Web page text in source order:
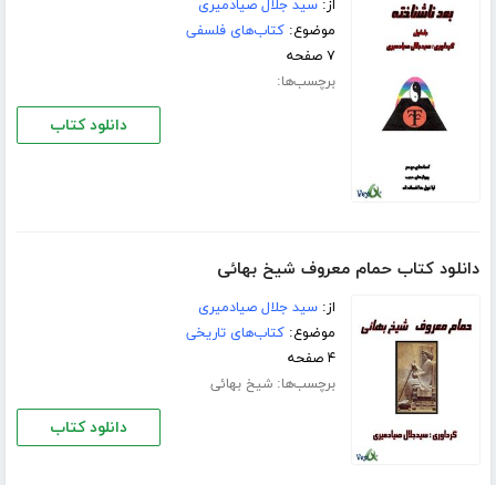
از:سید جلال صیادمیری
موضوع:کتاب‌های فلسفی
۷ صفحه
برچسب‌ها:
دانلود کتاب
دانلود کتاب حمام معروف شیخ بهائی
از:سید جلال صیادمیری
موضوع:کتاب‌های تاریخی
۴ صفحه
برچسب‌ها:شیخ بهائی
دانلود کتاب